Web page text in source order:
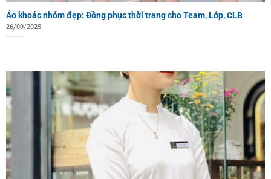
Áo khoác nhóm đẹp: Đồng phục thời trang cho Team, Lớp, CLB
26/09/2025